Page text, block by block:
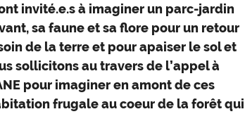
invité.e.s à imaginer un parc-jardin
sa faune et sa flore pour un retour
de la terre et pour apaiser le sol et
sollicitons au travers de l’appel à
pour imaginer en amont de ces
frugale au coeur de la forêt qui